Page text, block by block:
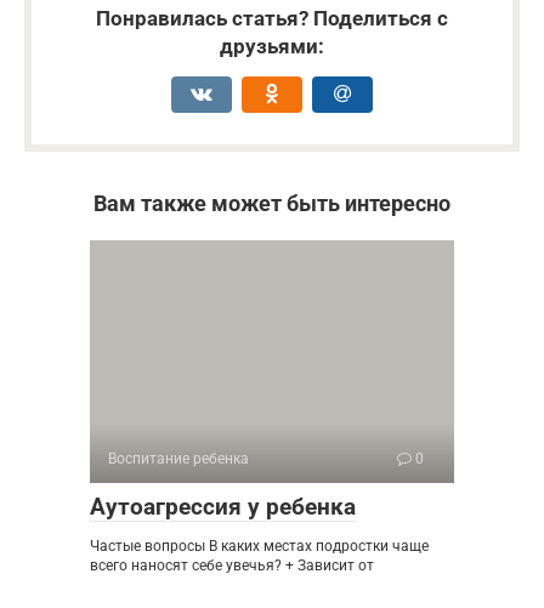
Понравилась статья? Поделиться с
друзьями:
Вам также может быть интересно
Воспитание ребенка 0
Аутоагрессия у ребенка
Частые вопросы В каких местах подростки чаще
всего наносят себе увечья? + Зависит от